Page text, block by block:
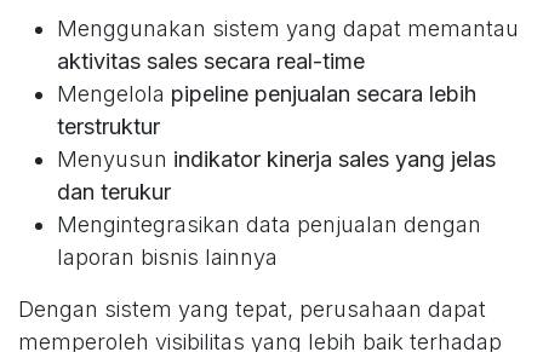
Menggunakan sistem yang dapat memantau
aktivitas sales secara real-time
Mengelola pipeline penjualan secara lebih
terstruktur
Menyusun indikator kinerja sales yang jelas
dan terukur
Mengintegrasikan data penjualan dengan
laporan bisnis lainnya
Dengan sistem yang tepat, perusahaan dapat
memperoleh visibilitas yang lebih baik terhadap